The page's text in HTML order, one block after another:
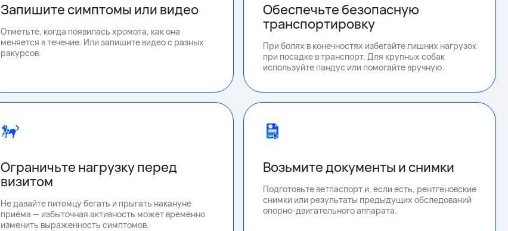
Запишите симптомы или видео
Отметьте, когда появилась хромота, как она
меняется в течение. Или запишите видео с разных
ракурсов.
Обеспечьте безопасную
транспортировку
При болях в конечностях избегайте лишних нагрузок
при посадке в транспорт. Для крупных собак
используйте пандус или помогайте вручную.
Ограничьте нагрузку перед
визитом
Не давайте питомцу бегать и прыгать накануне
приёма — избыточная активность может временно
изменить выраженность симптомов.
Возьмите документы и снимки
Подготовьте ветпаспорт и, если есть, рентгеновские
снимки или результаты предыдущих обследований
опорно-двигательного аппарата.